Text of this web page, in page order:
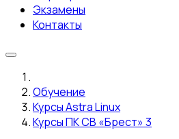
Экзамены
Контакты
Обучение
Курсы Astra Linux
Курсы ПК СВ «Брест» 3